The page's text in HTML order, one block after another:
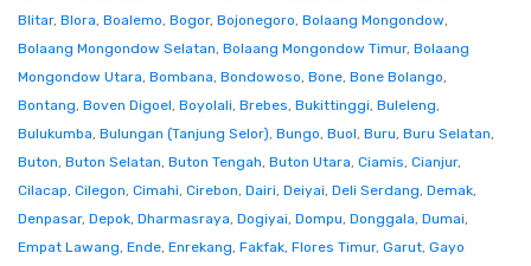
Blitar, Blora, Boalemo, Bogor, Bojonegoro, Bolaang Mongondow,
Bolaang Mongondow Selatan, Bolaang Mongondow Timur, Bolaang
Mongondow Utara, Bombana, Bondowoso, Bone, Bone Bolango,
Bontang, Boven Digoel, Boyolali, Brebes, Bukittinggi, Buleleng,
Bulukumba, Bulungan (Tanjung Selor), Bungo, Buol, Buru, Buru Selatan,
Buton, Buton Selatan, Buton Tengah, Buton Utara, Ciamis, Cianjur,
Cilacap, Cilegon, Cimahi, Cirebon, Dairi, Deiyai, Deli Serdang, Demak,
Denpasar, Depok, Dharmasraya, Dogiyai, Dompu, Donggala, Dumai,
Empat Lawang, Ende, Enrekang, Fakfak, Flores Timur, Garut, Gayo